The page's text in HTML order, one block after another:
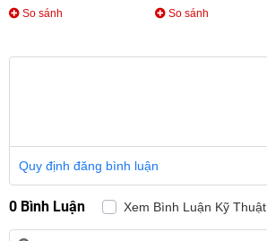
So sánh So sánh
Quy định đăng bình luận
0 Bình Luận Xem Bình Luận Kỹ Thuật